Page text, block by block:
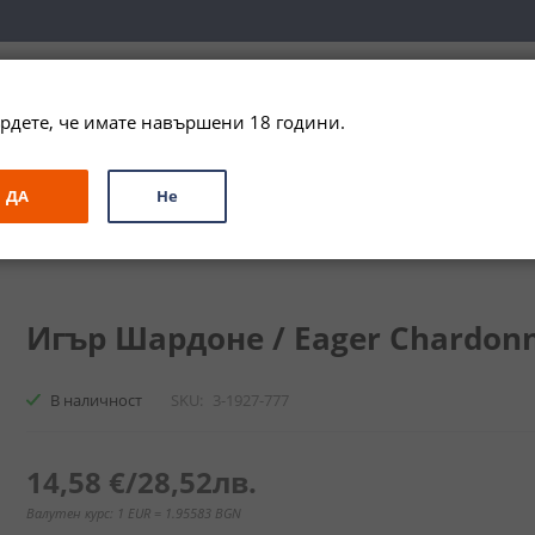
ЗА ПОДАРЪК ПРОМО СПЕЦИАЛНИ ПРЕДЛОЖЕНИЯ
Игър Шардоне / Eager
В наличност SKU 3-1927-777
14,58 €/28,52лв.
Валутен курс: 1 EUR = 1.95583 BGN
че имате навършени 18 години.
ДА Не